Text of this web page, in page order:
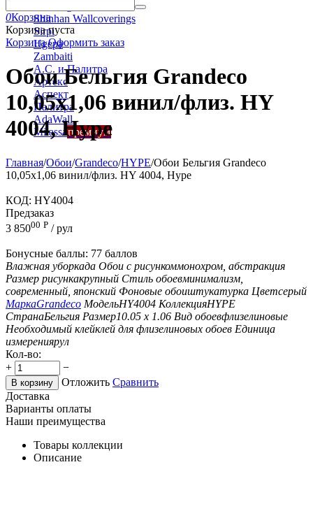
Shinhan Wallcoverings
Sirpi
Ugepa
Zambaiti
А.С. и Палитра
Артекс
Аспект
Палитра
AdaWall
Milassa премиум
0Корзина
Корзина пуста
Корзина Оформить заказ
Обои Бельгия Grandeco
10,05х1,06 винил/флиз. HY
4004, Hype
Главная/Обои/Grandeco/HYPE/Обои Бельгия Grandeco
10,05х1,06 винил/флиз. HY 4004, Hype
КОД: HY4004
Предзаказ
3 85000 Р / рул
Бонусные баллы: 77 баллов
Влажная уборкада Обои с рисункоммонохром, абстракция
Размер рисункакрупный Стиль обоевминимализм,
современный, японский Фоновые обоиштукатурка Цветсерый
МаркаGrandeco МодельHY4004 КоллекцияHYPE
СтранаБельгия Размер10.05 х 1.06 Вид обоевфлизелиновые
Необходимый клейклей для флизелиновых обоев Единица
измерениярул
Кол-во:
+
−
В корзину Отложить Сравнить
Доставка
Варианты оплаты
Наши преимущества
Товары коллекции
Описание